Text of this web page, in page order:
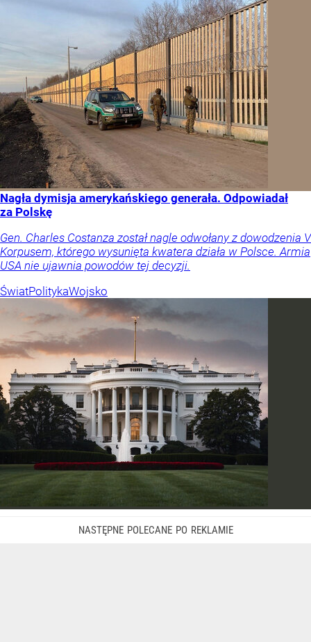
Nagła dymisja amerykańskiego generała. Odpowiadał
za Polskę
Gen. Charles Costanza został nagle odwołany z dowodzenia V
Korpusem, którego wysunięta kwatera działa w Polsce. Armia
USA nie ujawnia powodów tej decyzji.
ŚwiatPolitykaWojsko